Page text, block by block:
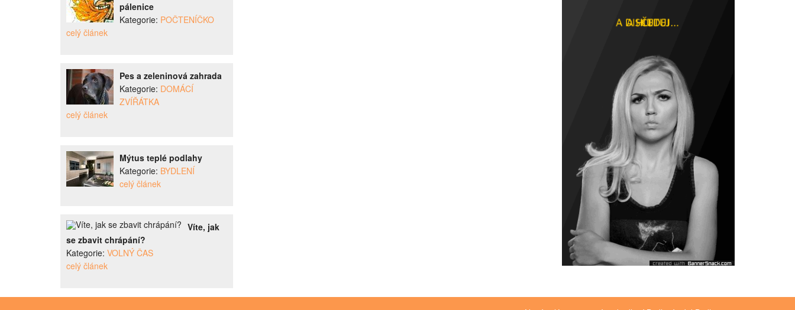
pálenice
Kategorie: POČTENÍČKO
celý článek
Pes a zeleninová zahrada
Kategorie: DOMÁCÍ
ZVÍŘÁTKA
celý článek
Mýtus teplé podlahy
Kategorie: BYDLENÍ
celý článek
Víte, jak
se zbavit chrápání?
Kategorie: VOLNÝ ČAS
celý článek